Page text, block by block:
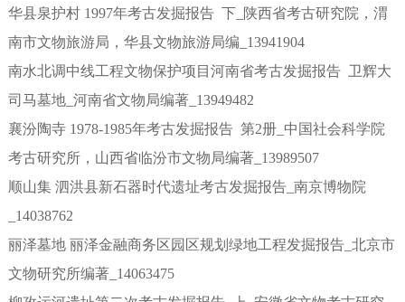
华县泉护村 1997年考古发掘报告 下_陕西省考古研究院，渭
南市文物旅游局，华县文物旅游局编_13941904
南水北调中线工程文物保护项目河南省考古发掘报告 卫辉大
司马墓地_河南省文物局编著_13949482
襄汾陶寺 1978-1985年考古发掘报告 第2册_中国社会科学院
考古研究所，山西省临汾市文物局编著_13989507
顺山集 泗洪县新石器时代遗址考古发掘报告_南京博物院
_14038762
丽泽墓地 丽泽金融商务区园区规划绿地工程发掘报告_北京市
文物研究所编著_14063475